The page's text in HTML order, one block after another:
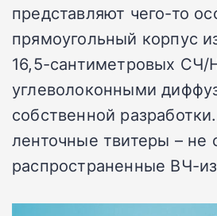
представляют чего-то
прямоугольный корпус
16,5-сантиметровых
углеволоконными
собственной
ленточные твитеры – не
распространенные ВЧ-